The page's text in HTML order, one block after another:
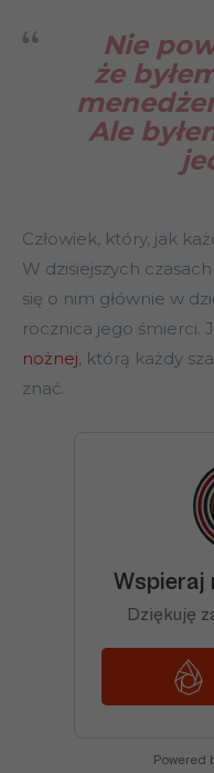
Nie
że
Ale
Człowiek, który, jak
W dzisiejszych
się o nim głównie w
rocznica jego śmierci.
nożnej, którą każdy
znać.